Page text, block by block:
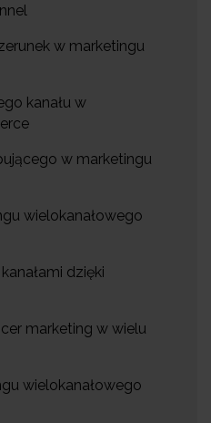
w marketingu
kanału w
w marketingu
wielokanałowego
dzięki
marketing w wielu
wielokanałowego